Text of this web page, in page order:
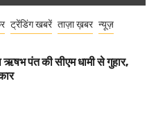
ट्रेंडिंग खबरें ताज़ा ख़बर न्यूज़
पंत की सीएम धामी से गुहार,